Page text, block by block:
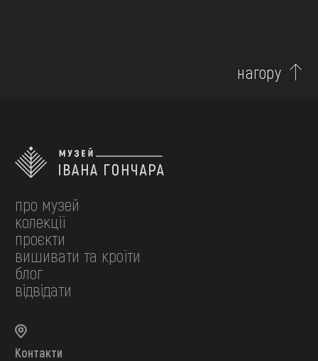
нагору
про музей
колекції
проєкти
вишивати та кроїти
блог
відвідати
Контакти